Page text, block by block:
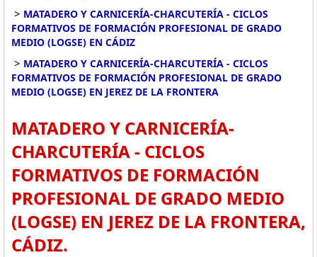
> MATADERO Y CARNICERÍA-CHARCUTERÍA - CICLOS
FORMATIVOS DE FORMACIÓN PROFESIONAL DE GRADO
MEDIO (LOGSE) EN CÁDIZ
> MATADERO Y CARNICERÍA-CHARCUTERÍA - CICLOS
FORMATIVOS DE FORMACIÓN PROFESIONAL DE GRADO
MEDIO (LOGSE) EN JEREZ DE LA FRONTERA
MATADERO Y CARNICERÍA-
CHARCUTERÍA - CICLOS
FORMATIVOS DE FORMACIÓN
PROFESIONAL DE GRADO MEDIO
(LOGSE) EN JEREZ DE LA FRONTERA,
CÁDIZ.